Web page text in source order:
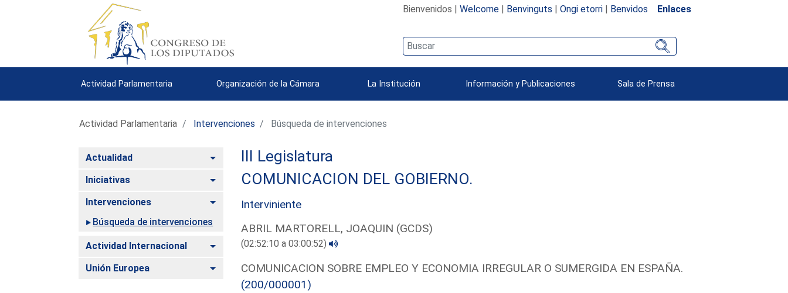
Bienvenidos | Welcome| Benvinguts | Ongi etorri| Benvidos Enlaces
Actividad Parlamentaria Organización de la Cámara La Institución Información y Publicaciones Sala de Prensa
Actividad Parlamentaria Intervenciones Búsqueda de intervenciones
Actualidad Alternar
Iniciativas Alternar
Intervenciones
Alternar
Búsqueda de intervenciones
Actividad Internacional Alternar
Unión Europea Alternar
III Legislatura
COMUNICACION DEL GOBIERNO.
Interviniente
ABRIL MARTORELL, JOAQUIN (GCDS)
(02:52:10 a 03:00:52)
COMUNICACION SOBRE EMPLEO Y ECONOMIA IRREGULAR O SUMERGIDA EN ESPAÑA.
(200/000001)